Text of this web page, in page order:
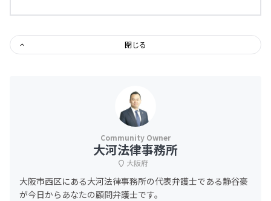
閉じる
大河法律事務所
大阪府
大阪市西区にある大河法律事務所の代表弁護士である静谷豪
が今日からあなたの顧問弁護士です。